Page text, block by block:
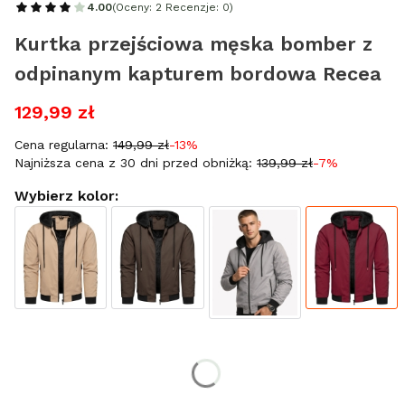
4.00(Oceny: 2 Recenzje: 0)
Kurtka przejściowa męska bomber z
odpinanym kapturem bordowa Recea
129,99 zł
Cena regularna: 149,99 zł-13%
Najniższa cena z 30 dni przed obniżką: 139,99 zł-7%
Wybierz kolor: